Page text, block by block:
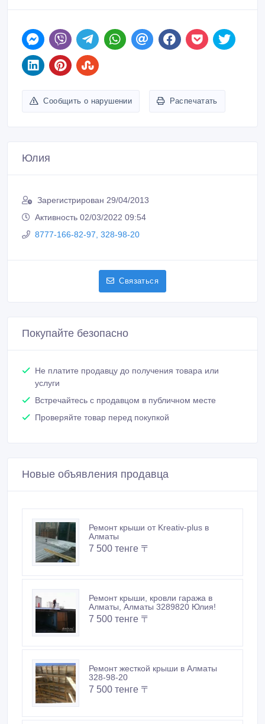
Сообщить о нарушении Распечатать
Юлия
Зарегистрирован 29/04/2013
Активность 02/03/2022 09:54
8777-166-82-97, 328-98-20
Связаться
Покупайте безопасно
Не платите продавцу до получения товара или
услуги
Встречайтесь с продавцом в публичном месте
Проверяйте товар перед покупкой
Новые объявления продавца
Ремонт крыши от Kreativ-plus в
Алматы
7 500 тенге 〒
Ремонт крыши, кровли гаража в
Алматы, Алматы 3289820 Юлия!
7 500 тенге 〒
Ремонт жесткой крыши в Алматы
328-98-20
7 500 тенге 〒